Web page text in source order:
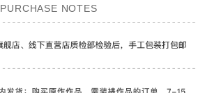
PURCHASE NOTES